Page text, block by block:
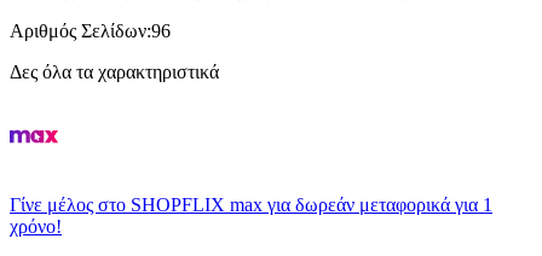
Αριθμός Σελίδων:96
Δες όλα τα χαρακτηριστικά
Γίνε μέλος στο SHOPFLIX max για δωρεάν μεταφορικά για 1
χρόνο!